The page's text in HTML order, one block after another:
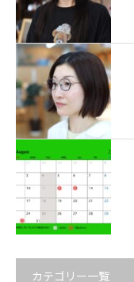
カテゴリー一覧